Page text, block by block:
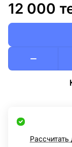
12 000
Рассчитать